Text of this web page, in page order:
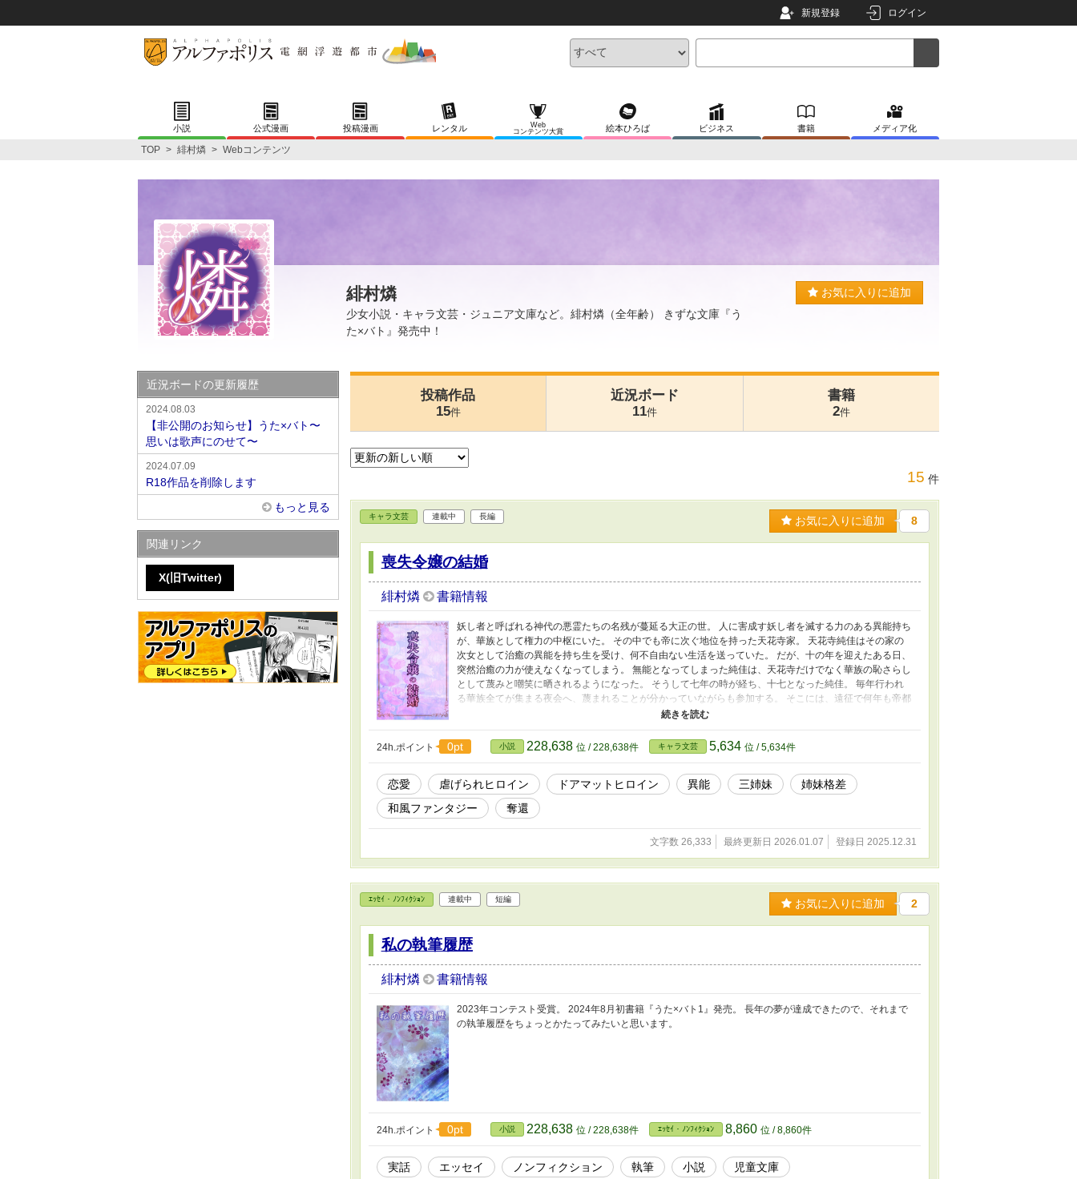
新規登録 ログイン
小説 公式漫画 投稿漫画 レンタル
Web
コンテンツ大賞
絵本ひろば ビジネス 書籍 メディア化
TOP > 緋村燐 > Webコンテンツ
緋村燐
少女小説・キャラ文芸・ジュニア文庫など。緋村燐（全年齢） きずな文庫『う
た×バト』発売中！
お気に入りに追加
投稿作品
15件
近況ボード
11件
書籍
2件
15 件
キャラ文芸 連載中 長編 お気に入りに追加 8
喪失令嬢の結婚
緋村燐 書籍情報
妖し者と呼ばれる神代の悪霊たちの名残が蔓延る大正の世。 人に害成す妖し者を滅する力のある異能持ち
が、華族として権力の中枢にいた。 その中でも帝に次ぐ地位を持った天花寺家。 天花寺純佳はその家の
次女として治癒の異能を持ち生を受け、何不自由ない生活を送っていた。 だが、十の年を迎えたある日、
突然治癒の力が使えなくなってしまう。 無能となってしまった純佳は、天花寺だけでなく華族の恥さらし
として蔑みと嘲笑に晒されるようになった。 そうして七年の時が経ち、十七となった純佳。 毎年行われ
る華族全てが集まる夜会へ、蔑まれることが分かっていながらも参加する。 そこには、遠征で何年も帝都
にいなかった冷血と噂の軍人・不知火閃理も来ていた。 神代の異能を持つと恐れられている閃理に見初め
られた純佳は、攫われるように不知火の屋敷へと連れて行かれる。 そうして不知火の屋敷で過ごしている
うちに、純佳の治癒の力が戻ってきて――？ これは、力をなくした令嬢と、心を失った軍人の――奪還の
物語である。 ＊不定期更新です。
24h.ポイント 0pt 小説 228,638 位 / 228,638件 キャラ文芸 5,634 位 / 5,634件
恋愛 虐げられヒロイン ドアマットヒロイン 異能 三姉妹
姉妹格差
和風ファンタジー
奪還
文字数 26,333 最終更新日 2026.01.07 登録日 2025.12.31
ｴｯｾｲ・ﾉﾝﾌｨｸｼｮﾝ 連載中 短編 お気に入りに追加 2
私の執筆履歴
緋村燐 書籍情報
2023年コンテスト受賞。 2024年8月初書籍『うた×バト1』発売。 長年の夢が達成できたので、それまで
の執筆履歴をちょっとかたってみたいと思います。
24h.ポイント 0pt 小説 228,638 位 / 228,638件 ｴｯｾｲ・ﾉﾝﾌｨｸｼｮﾝ 8,860 位 / 8,860件
実話 エッセイ ノンフィクション 執筆 小説 児童文庫
近況ボードの更新履歴
2024.08.03
【非公開のお知らせ】うた×バト〜
思いは歌声にのせて〜
2024.07.09
R18作品を削除します
もっと見る
関連リンク
X(旧Twitter)